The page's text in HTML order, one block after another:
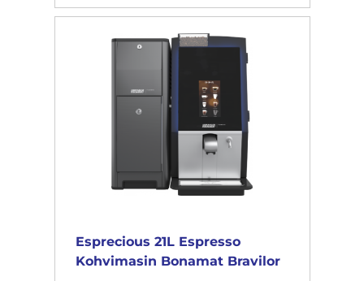
Esprecious 21L Espresso
Kohvimasin Bonamat Bravilor